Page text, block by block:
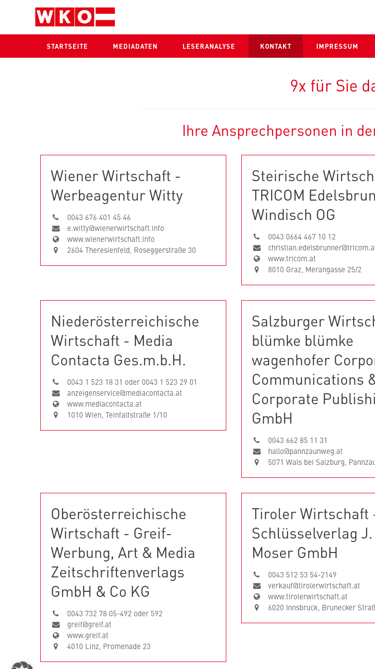
Skip to content
STARTSEITE MEDIADATEN LESERANALYSE KONTAKT IMPRESSUM
9x für Sie
Ihre Ansprechpersonen in
Wiener Wirtschaft -
Werbeagentur Witty
0043 676 401 45 46
e.witty@wienerwirtschaft.info
www.wienerwirtschaft.info
2604 Theresienfeld, Roseggerstraße 30
Steirische
TRICOM
Windisch OG
0043 0664 467 10 12
www.tricom.at
8010 Graz, Merangasse 25/2
Niederösterreichische
Wirtschaft - Media
Contacta Ges.m.b.H.
0043 1 523 18 31 oder 0043 1 523 29 01
anzeigenservice@mediacontacta.at
www.mediacontacta.at
1010 Wien, Teinfaltstraße 1/10
Salzburger
blümke blümke
wagenhofer
Communications
Corporate
GmbH
0043 662 85 11 31
hallo@pannzaunweg.at
5071 Wals bei Salzburg,
Oberösterreichische
Wirtschaft - Greif-
Werbung, Art & Media
Zeitschriftenverlags
GmbH & Co KG
0043 732 78 05-492 oder 592
greif@greif.at
www.greif.at
4010 Linz, Promenade 23
Tiroler Wirtschaft
Schlüsselverlag J.
Moser GmbH
0043 512 53 54-2149
verkauf@tirolerwirtschaft.at
www.tirolerwirtschaft.at
6020 Innsbruck, Brunecker